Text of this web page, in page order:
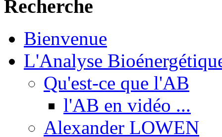
Recherche
Bienvenue
L'Analyse
Qu'est-ce que l'AB
l'AB en vidéo ...
Alexander LOWEN